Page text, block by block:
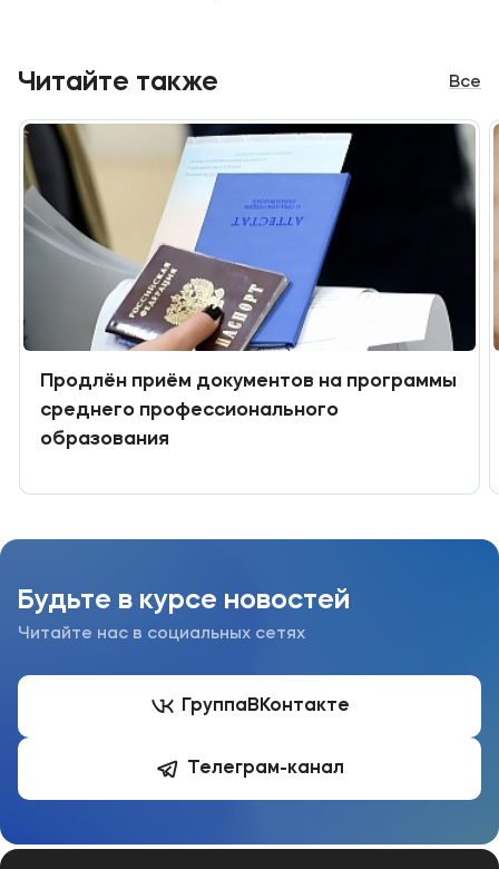
Читайте также Все
Продлён приём документов на программы
среднего профессионального
образования
Будьте в курсе новостей
Читайте нас в социальных сетях
Группа ВКонтакте
Телеграм-канал